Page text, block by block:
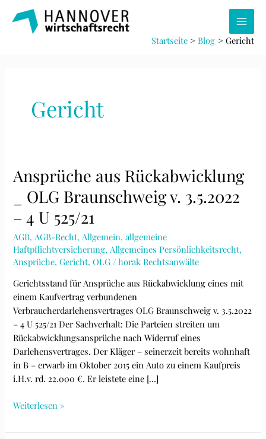
Inhalt
springen
Main
Startseite Blog Gericht
Gericht
Ansprüche aus Rückabwicklung
_ OLG Braunschweig v. 3.5.2022
– 4 U 525/21
AGB, AGB-Recht, Allgemein,allgemeine
Haftpflichtversicherung, Allgemeines Persönlichkeitsrecht,
Ansprüche,Gericht,OLG /horak Rechtsanwälte
Gerichtsstand für Ansprüche aus Rückabwicklung eines mit
einem Kaufvertrag verbundenen
Verbraucherdarlehensvertrages OLG Braunschweig v. 3.5.2022
– 4 U 525/21 Der Sachverhalt: Die Parteien streiten um
Rückabwicklungsansprüche nach Widerruf eines
Darlehensvertrages. Der Kläger – seinerzeit bereits wohnhaft
in B – erwarb im Oktober 2015 ein Auto zu einem Kaufpreis
i.H.v. rd. 22.000 €. Er leistete eine […]
Ansprüche
Rückabwicklung
Weiterlesen »